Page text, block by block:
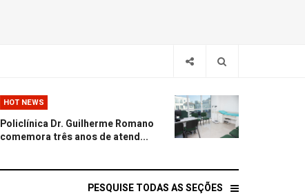
HOT NEWS
Policlínica Dr. Guilherme Romano
comemora três anos de atend...
PESQUISE TODAS AS SEÇÕES